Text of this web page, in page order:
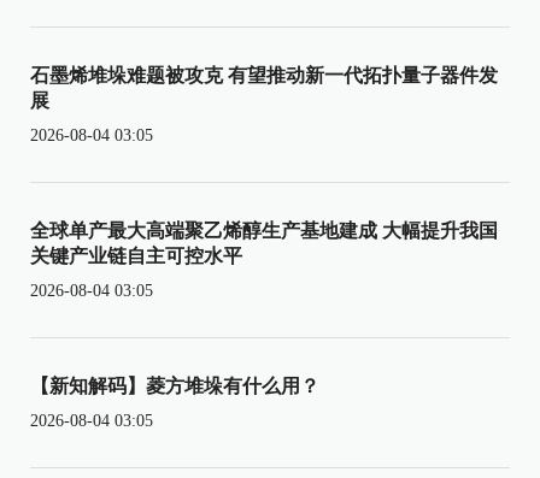
石墨烯堆垛难题被攻克 有望推动新一代拓扑量子器件发
展
2026-08-04 03:05
全球单产最大高端聚乙烯醇生产基地建成 大幅提升我国
关键产业链自主可控水平
2026-08-04 03:05
【新知解码】菱方堆垛有什么用？
2026-08-04 03:05